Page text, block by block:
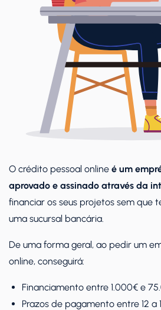
O crédito pessoal online é um
aprovado e assinado através da
financiar os seus projetos sem que
uma sucursal bancária.
De uma forma geral, ao pedir um
online, conseguirá:
Financiamento entre 1.000€ e
Prazos de pagamento entre 12 a